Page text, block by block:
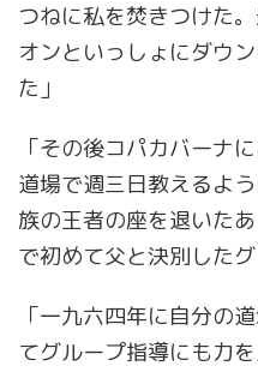
つねに私を焚きつけた
オンといっしょにダウ
た」
「その後コパカバーナ
道場で週三日教えるよ
族の王者の座を退いた
で初めて父と決別した
「一九六四年に自分の
てグループ指導にも力